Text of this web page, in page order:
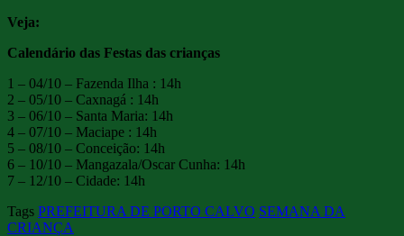
Veja:
Calendário das Festas das crianças
1 – 04/10 – Fazenda Ilha : 14h
2 – 05/10 – Caxnagá : 14h
3 – 06/10 – Santa Maria: 14h
4 – 07/10 – Maciape : 14h
5 – 08/10 – Conceição: 14h
6 – 10/10 – Mangazala/Oscar Cunha: 14h
7 – 12/10 – Cidade: 14h
Tags PREFEITURA DE PORTO CALVO SEMANA DA
CRIANÇA